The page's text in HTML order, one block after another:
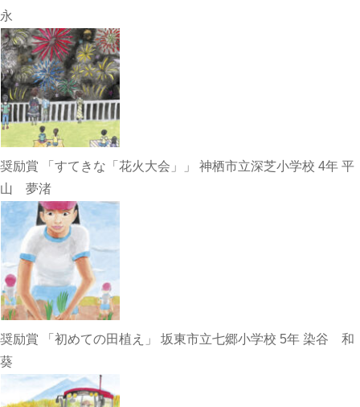
永
奨励賞 「すてきな「花火大会」」 神栖市立深芝小学校 4年 平
山 夢渚
奨励賞 「初めての田植え」 坂東市立七郷小学校 5年 染谷 和
葵